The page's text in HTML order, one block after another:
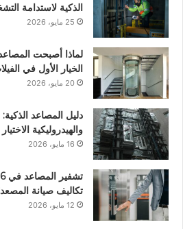
الذكية لاستدامة
25 مايو، 2026
لماذا أصبحت المصاعد
الخيار الأول في
20 مايو، 2026
والهيدروليكية
16 مايو، 2026
تكاليف صيانة
12 مايو، 2026